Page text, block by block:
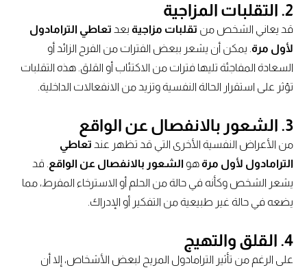
2. التقلبات المزاجية
قد يعاني الشخص منتقلبات مزاجيةبعدتعاطي الترامادول
لأول مرة. يمكن أن يشعر ببعض الفترات من الفرح الزائد أو
السعادة المفاجئة تليها فترات من الاكتئاب أو القلق. هذه التقلبات
تؤثر على استقرار الحالة النفسية وتزيد من الانفعالات الداخلية.
3. الشعور بالانفصال عن الواقع
من الأعراض النفسية الأخرى التي قد تظهر عندتعاطي
الترامادول لأول مرةهوالشعور بالانفصال عن الواقع. قد
يشعر الشخص وكأنه في حالة من الحلم أو الاسترخاء المفرط، مما
يضعه في حالة غير طبيعية من التفكير أو الإدراك.
4. القلق والتهيج
على الرغم من تأثير الترامادول المريح لبعض الأشخاص، إلا أن